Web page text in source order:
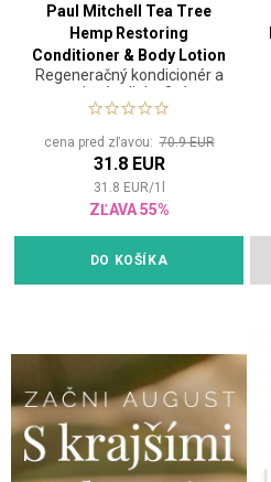
Paul Mitchell Tea Tree
Hemp Restoring
Conditioner & Body Lotion
1000ml
Regeneračný kondicionér a
telové mlieko 2v1
cena pred zľavou:70.9 EUR
31.8 EUR
31.8 EUR/1
ZĽAVA 55%
DO KOŠÍKA